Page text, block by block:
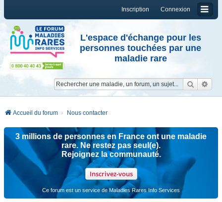
Connexion
Inscription
L'espace d'échange pour les
personnes touchées par une
maladie rare
Accueil du forum Nous contacter
3 millions de personnes en France ont une maladie
rare. Ne restez pas seul(e).
Rejoignez la communauté.
Inscrivez-vous
Ce forum est un service de Maladies Rares Info Services